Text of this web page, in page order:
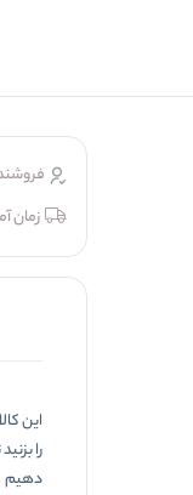
زمان
این
را
دهیم